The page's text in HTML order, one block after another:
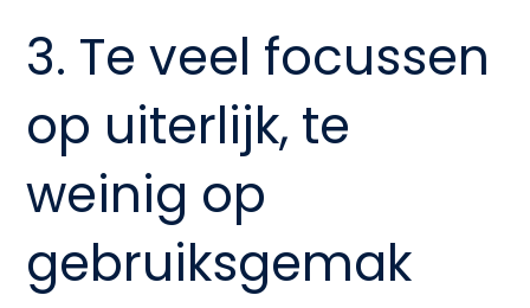
3. Te veel focussen
op uiterlijk, te
weinig op
gebruiksgemak